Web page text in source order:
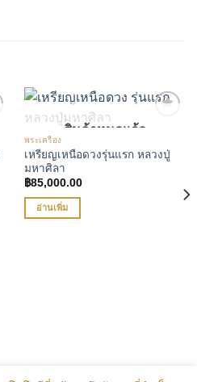
เพิ่มรายการโปรด
สินค้าหมดแล้ว
พระเครื่อง
เหรียญเหนือดวงรุ่นแรก หลวงปู่
มหาศิลา
฿85,000.00
อ่านเพิ่ม